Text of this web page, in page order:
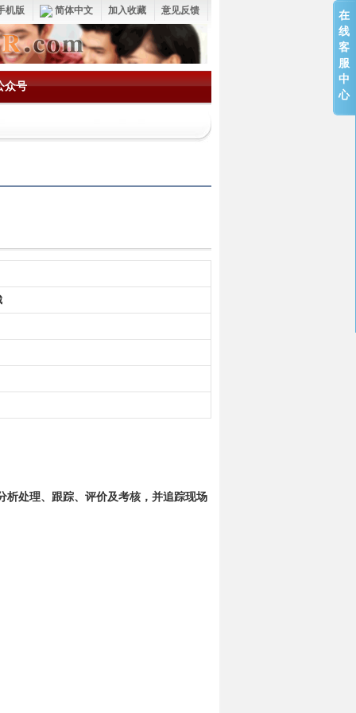
意见反馈
加入收藏
简体中文
机版
众号
析处理、跟踪、评价及考核，并追踪现场
在
线
客
服
中
心